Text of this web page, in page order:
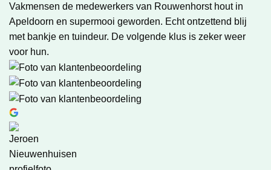
Vakmensen de medewerkers van Rouwenhorst hout in
Apeldoorn en supermooi geworden. Echt ontzettend blij
met bankje en tuindeur. De volgende klus is zeker weer
voor hun.